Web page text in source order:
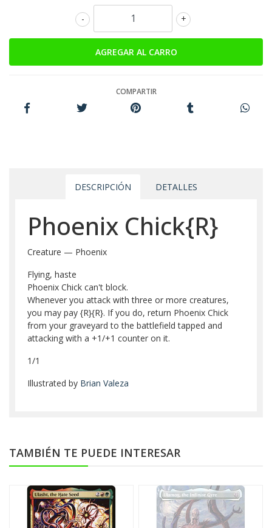
+
-
COMPARTIR
DESCRIPCIÓN DETALLES
Phoenix Chick{R}
Creature — Phoenix
Flying, haste
Phoenix Chick can't block.
Whenever you attack with three or more creatures,
you may pay {R}{R}. If you do, return Phoenix Chick
from your graveyard to the battlefield tapped and
attacking with a +1/+1 counter on it.
1/1
Illustrated by Brian Valeza
TAMBIÉN TE PUEDE INTERESAR